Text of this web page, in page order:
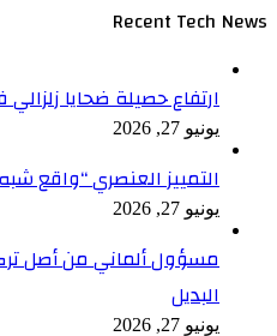
Recent Tech News
ارتفاع حصيلة ضحايا زلزالي
يونيو 27, 2026
التمييز العنصري “واقع
يونيو 27, 2026
مسؤول ألماني من أصل
البديل
يونيو 27, 2026